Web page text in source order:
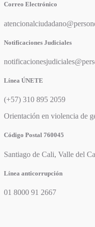
Correo Electrónico
Notificaciones Judiciales
Línea ÚNETE
(+57) 310 895 2059
Orientación en violencia de
Código Postal 760045
Santiago de Cali, Valle del
Línea anticorrupción
01 8000 91 2667